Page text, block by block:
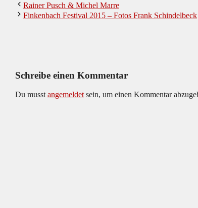
Rainer Pusch & Michel Marre
Finkenbach Festival 2015 – Fotos Frank Schindelbeck
Schreibe einen Kommentar
Du musst angemeldet sein, um einen Kommentar